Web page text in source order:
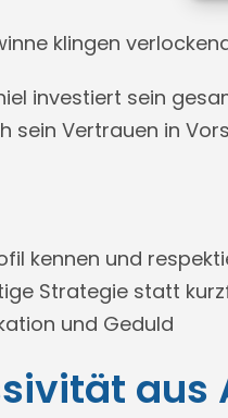
klingen
investiert sein
sein Vertrauen in
kennen und
Strategie statt
und Geduld
aus